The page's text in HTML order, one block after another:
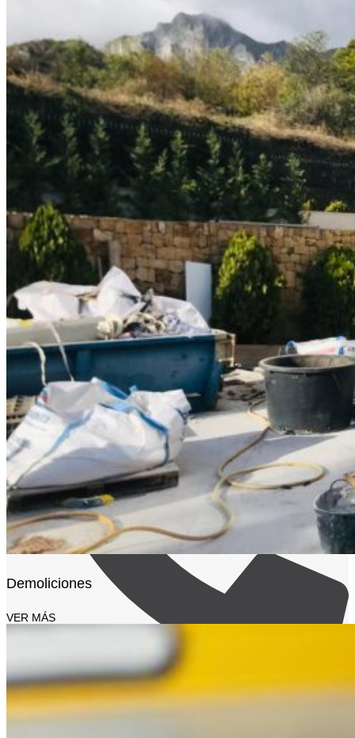
Construcción y reformas
Málaga y Costa del Sol
Búsqueda de productos
951 68 31 10‬ (Teléfono)
Demoliciones
VER MÁS